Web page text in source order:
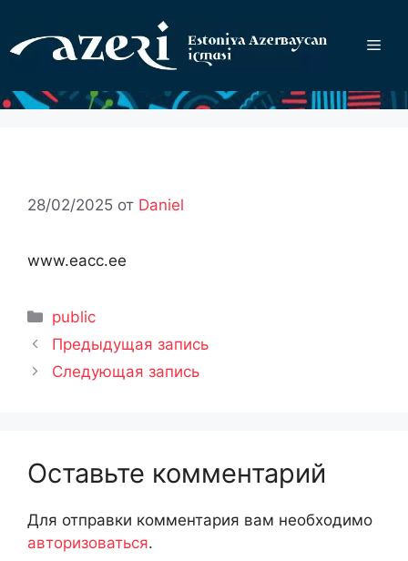
содержимому
28/02/2025 от Daniel
www.eacc.ee
Рубрики
public
Предыдущая запись
Следующая запись
Оставьте комментарий
Для отправки комментария вам необходимо
авторизоваться.